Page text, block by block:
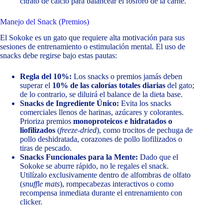
Manejo del Snack (Premios)
El Sokoke es un gato que requiere alta motivación para sus
sesiones de entrenamiento o estimulación mental. El uso de
snacks debe regirse bajo estas pautas:
Regla del 10%: Los snacks o premios jamás deben
superar el 10% de las calorías totales diarias del gato;
de lo contrario, se diluirá el balance de la dieta base.
Snacks de Ingrediente Único: Evita los snacks
comerciales llenos de harinas, azúcares y colorantes.
Prioriza premios monoproteicos e hidratados o
liofilizados (freeze-dried), como trocitos de pechuga de
pollo deshidratada, corazones de pollo liofilizados o
tiras de pescado.
Snacks Funcionales para la Mente: Dado que el
Sokoke se aburre rápido, no le regales el snack.
Utilízalo exclusivamente dentro de alfombras de olfato
(snuffle mats), rompecabezas interactivos o como
recompensa inmediata durante el entrenamiento con
clicker.